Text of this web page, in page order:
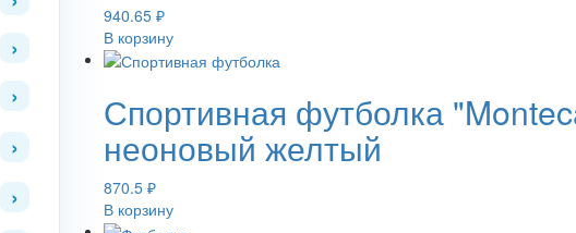
940.65 ₽
В корзину
Спортивная футболка
неоновый желтый
870.5 ₽
В корзину